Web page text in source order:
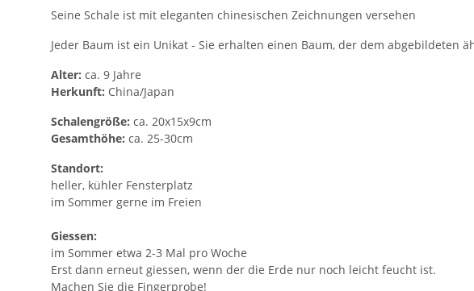
Seine Schale ist mit eleganten chinesischen Zeichnungen versehen
Jeder Baum ist ein Unikat - Sie erhalten einen Baum, der dem abgebildeten
Alter: ca. 9 Jahre
Herkunft: China/Japan
Schalengröße: ca. 20x15x9cm
Gesamthöhe: ca. 25-30cm
Standort:
heller, kühler Fensterplatz
im Sommer gerne im Freien
Giessen:
im Sommer etwa 2-3 Mal pro Woche
Erst dann erneut giessen, wenn der die Erde nur noch leicht feucht ist.
Machen Sie die Fingerprobe!